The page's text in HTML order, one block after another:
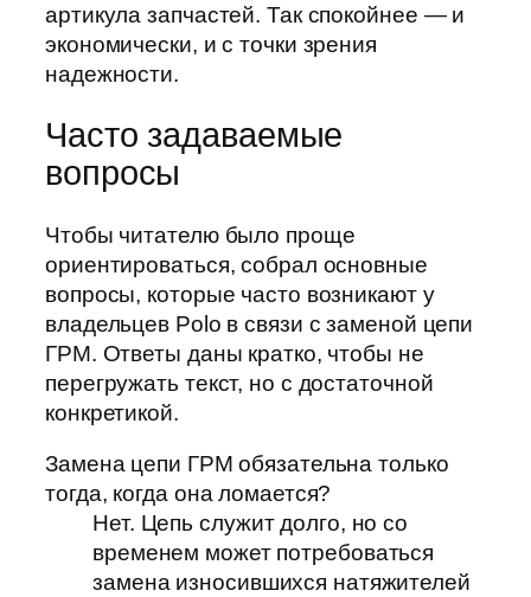
артикула запчастей. Так спокойнее — и
экономически, и с точки зрения
надежности.
Часто задаваемые
вопросы
Чтобы читателю было проще
ориентироваться, собрал основные
вопросы, которые часто возникают у
владельцев Polo в связи с заменой цепи
ГРМ. Ответы даны кратко, чтобы не
перегружать текст, но с достаточной
конкретикой.
Замена цепи ГРМ обязательна только
тогда, когда она ломается?
Нет. Цепь служит долго, но со
временем может потребоваться
замена износившихся натяжителей